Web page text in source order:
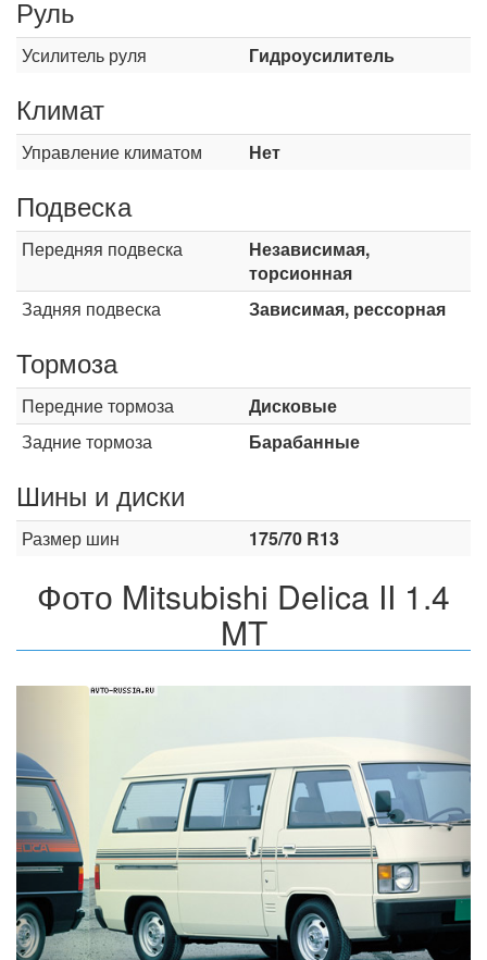
Руль
Усилитель руля Гидроусилитель
Климат
Управление климатом Нет
Подвеска
Передняя подвеска
Независимая,
торсионная
Задняя подвеска
Зависимая, рессорная
Тормоза
Передние тормоза
Дисковые
Задние тормоза
Барабанные
Шины и диски
Размер шин 175/70 R13
Фото Mitsubishi Delica II 1.4
MT
Назад